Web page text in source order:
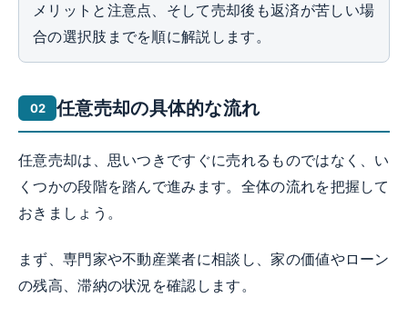
メリットと注意点、そして売却後も返済が苦しい場
合の選択肢までを順に解説します。
任意売却の具体的な流れ
任意売却は、思いつきですぐに売れるものではなく、い
くつかの段階を踏んで進みます。全体の流れを把握して
おきましょう。
まず、専門家や不動産業者に相談し、家の価値やローン
の残高、滞納の状況を確認します。